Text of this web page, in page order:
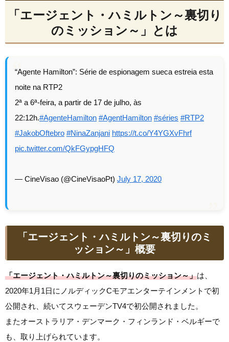
「エージェント・ハミルトン～裏切り
のミッション～」とは
“Agente Hamilton”: Série de espionagem sueca estreia esta
noite na RTP2
2ª a 6ª-feira, a partir de 17 de julho, às
22:12h.#AgenteHamilton #AgentHamilton #séries #RTP2
#JakobOftebro #NinaZanjani https://t.co/Y4YGXvFhrf
pic.twitter.com/QkFGypgHFQ
— CineVisao (@CineVisaoPt) July 17, 2020
「エージェント・ハミルトン～裏切りのミ
ッション～」概要
「エージェント・ハミルトン～裏切りのミッション～」は、
2020年1月1日にノルディックCモアエンターテインメントで初
公開され、続いてスウェーデンTV4で初公開されました。
またオーストラリア・デンマーク・フィンランド・ベルギーで
も、取り上げられています。